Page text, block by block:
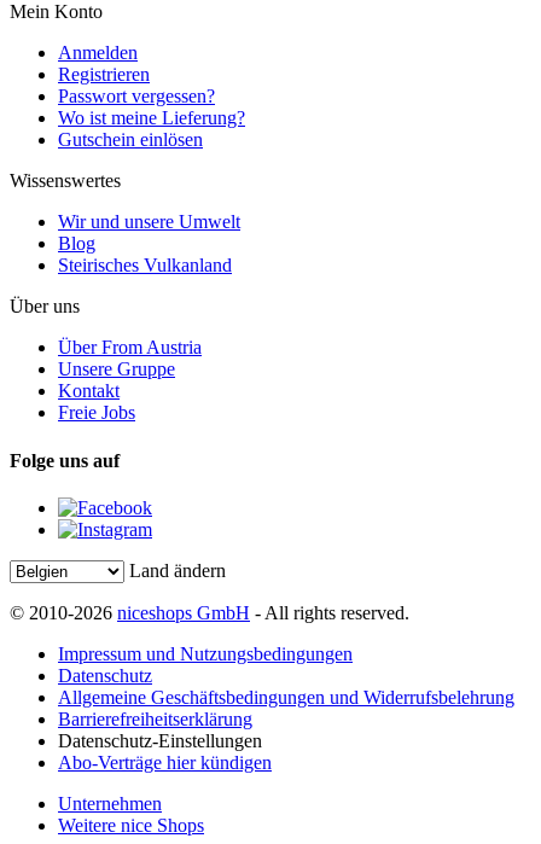
Mein Konto
Anmelden
Registrieren
Passwort vergessen?
Wo ist meine Lieferung?
Gutschein einlösen
Wissenswertes
Wir und unsere Umwelt
Blog
Steirisches Vulkanland
Über uns
Über From Austria
Unsere Gruppe
Kontakt
Freie Jobs
Folge uns auf
Land ändern
© 2010-2026 niceshops GmbH - All rights reserved.
Impressum und Nutzungsbedingungen
Datenschutz
Allgemeine Geschäftsbedingungen und Widerrufsbelehrung
Barrierefreiheitserklärung
Datenschutz-Einstellungen
Abo-Verträge hier kündigen
Unternehmen
Weitere nice Shops